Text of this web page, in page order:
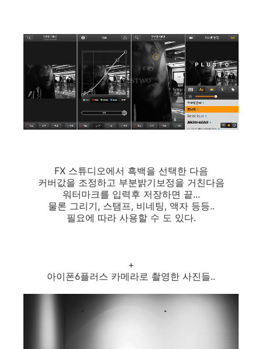
FX 스튜디오에서 흑백을 선택한 다음
커버값을 조정하고 부분밝기보정을 거친다음
워터마크를 입력후 저장하면 끝...
물론 그리기, 스탬프, 비네팅, 액자 등등..
필요에 따라 사용할 수 도 있다.
+
아이폰6플러스 카메라로 촬영한 사진들..